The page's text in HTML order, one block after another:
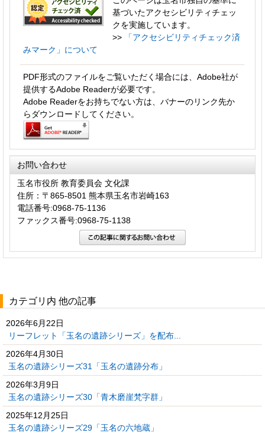
基づいたアクセシビリティチェッ
クを実施しています。
>>
「アクセシビリティチェック済
みマーク」について
PDF形式のファイルをご覧いただく場合には、Adobe社が
提供するAdobe Readerが必要です。
Adobe Readerをお持ちでない方は、バナーのリンク先か
らダウンロードしてください。
お問い合わせ
玉名市役所 教育委員会 文化課
住所：〒865-8501 熊本県玉名市岩崎163
電話番号:0968-75-1136
ファックス番号:0968-75-1138
カテゴリ内 他の記事
2026年6月22日
リーフレット「玉名の遺跡シリーズ」を配布...
2026年4月30日
玉名の遺跡シリーズ31「玉名の遺跡分布」
2026年3月9日
玉名の遺跡シリーズ30「青木磨崖梵字群」
2025年12月25日
玉名の遺跡シリーズ29「玉名の六地蔵」